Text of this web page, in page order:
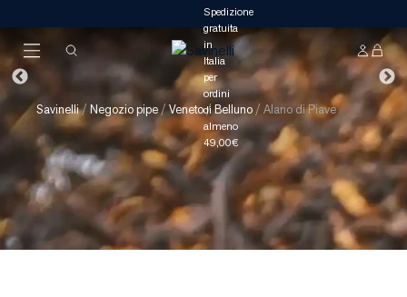
Savinelli/ Negozio pipe/Veneto/Belluno / Alano di Piave